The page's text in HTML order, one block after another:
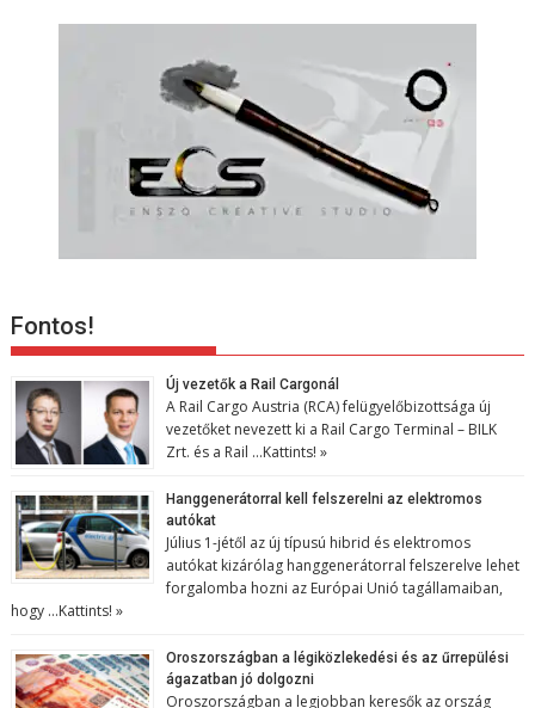
Fontos!
Új vezetők a Rail Cargonál
A Rail Cargo Austria (RCA) felügyelőbizottsága új
vezetőket nevezett ki a Rail Cargo Terminal – BILK
Zrt. és a Rail …Kattints! »
Hanggenerátorral kell felszerelni az elektromos
autókat
Július 1-jétől az új típusú hibrid és elektromos
autókat kizárólag hanggenerátorral felszerelve lehet
forgalomba hozni az Európai Unió tagállamaiban,
hogy …Kattints! »
Oroszországban a légiközlekedési és az űrrepülési
ágazatban jó dolgozni
Oroszországban a legjobban keresők az ország